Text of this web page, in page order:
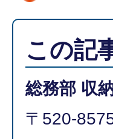
この記
総務部 収
〒520-